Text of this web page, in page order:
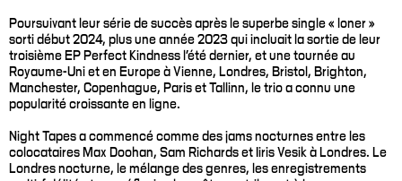
Poursuivant leur série de succès après le superbe single « loner »
sorti début 2024, plus une année 2023 qui incluait la sortie de leur
troisième EP Perfect Kindness l'été dernier, et une tournée au
Royaume-Uni et en Europe à Vienne, Londres, Bristol, Brighton,
Manchester, Copenhague, Paris et Tallinn, le trio a connu une
popularité croissante en ligne.
Night Tapes a commencé comme des jams nocturnes entre les
colocataires Max Doohan, Sam Richards et Iiris Vesik à Londres. Le
Londres nocturne, le mélange des genres, les enregistrements